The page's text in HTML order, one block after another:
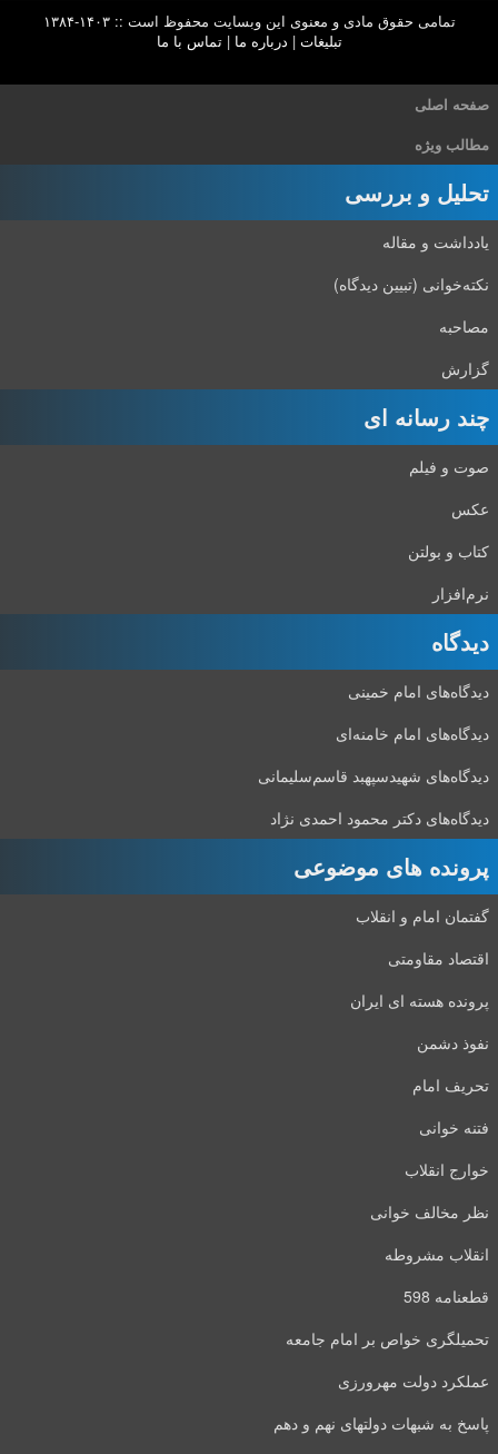
تمامی حقوق مادی و معنوی این وبسایت محفوظ است :: ۱۴۰۳-۱۳۸۴
تبلیغات | درباره ما |تماس با ما
صفحه اصلی
مطالب ویژه
تحلیل و بررسی
یادداشت و مقاله
نکته‌خوانی (تبیین دیدگاه)
مصاحبه
گزارش
چند رسانه ای
صوت و فیلم
عکس
کتاب و بولتن
نرم‌افزار
دیدگاه‌
دیدگاه‌های امام خمینی
دیدگاه‌های امام خامنه‌ای
دیدگاه‌های شهید‌سپهبد قاسم‌سلیمانی
دیدگاه‌های دکتر محمود احمدی نژاد
پرونده های موضوعی
گفتمان امام و انقلاب
اقتصاد مقاومتی
پرونده هسته ای ایران
نفوذ دشمن
تحریف امام
فتنه خوانی
خوارج انقلاب
نظر مخالف خوانی
انقلاب مشروطه
قطعنامه 598
تحمیلگری خواص بر امام جامعه
عملکرد دولت مهرورزی
پاسخ به شبهات دولتهای نهم و دهم